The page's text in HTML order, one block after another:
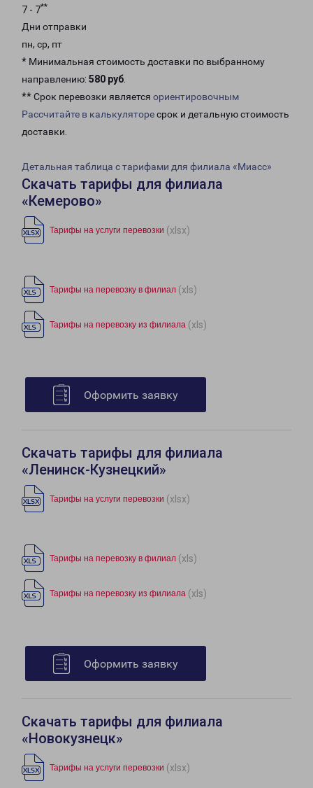
7 - 7**
Дни отправки
пн, ср, пт
* Минимальная стоимость доставки по выбранному
направлению: 580 руб.
** Срок перевозки является ориентировочным
Рассчитайте в калькуляторесрок и детальную стоимость
доставки.
Детальная таблица с тарифами для филиала «Миасс»
Скачать тарифы для филиала
«Кемерово»
Тарифы на услуги перевозки (xlsx)
Тарифы на перевозку в филиал (xls)
Тарифы на перевозку из филиала (xls)
Оформить заявку
Скачать тарифы для филиала
«Ленинск-Кузнецкий»
Тарифы на услуги перевозки (xlsx)
Тарифы на перевозку в филиал (xls)
Тарифы на перевозку из филиала (xls)
Оформить заявку
Скачать тарифы для филиала
«Новокузнецк»
Тарифы на услуги перевозки (xlsx)